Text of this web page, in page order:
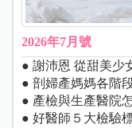
2026年7月號
● 謝沛恩 從甜美少
● 剖婦產媽媽各階
● 產檢與生產醫院
● 好醫師５大檢驗